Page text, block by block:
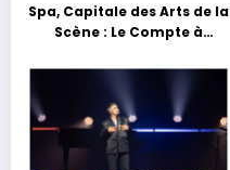
Spa, Capitale des Arts de la
Scène : Le Compte à